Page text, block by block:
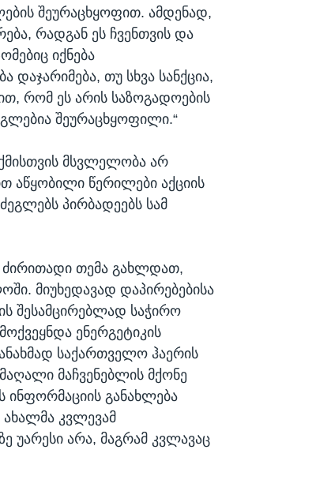
შეურაცხყოფით. ამდენად,
რადგან ეს ჩვენთვის და
იქნება
დაჯარიმება, თუ სხვა სანქცია,
რომ ეს არის საზოგადოების
შეურაცხყოფილი.“
მსვლელობა არ
აწყობილი წერილები აქციის
პირბადეებს სამ
ძირითადი თემა გახლდათ,
მიუხედავად დაპირებებისა
შესამცირებლად საჭირო
ენერგეტიკის
საქართველო ჰაერის
მაჩვენებლის მქონე
ინფორმაციის განახლება
კვლევამ
არა, მაგრამ კვლავაც